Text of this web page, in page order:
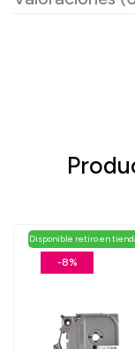
-8%
Disponible retiro en